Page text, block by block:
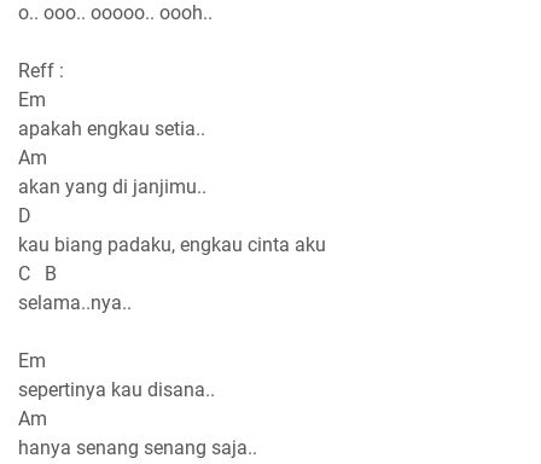
o.. ooo.. ooooo.. oooh..
Reff :
Em
apakah engkau setia..
Am
akan yang di janjimu..
D
kau biang padaku, engkau cinta aku
C B
selama..nya..
Em
sepertinya kau disana..
Am
hanya senang senang saja..